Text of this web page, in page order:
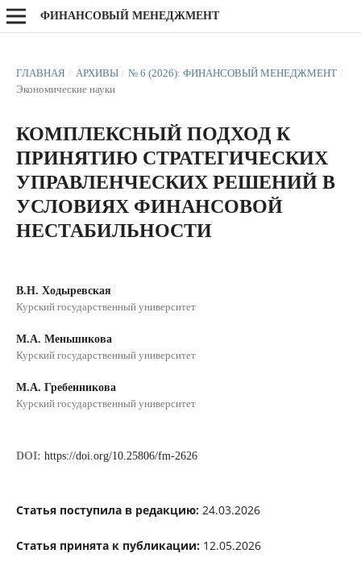
ФИНАНСОВЫЙ МЕНЕДЖМЕНТ
ГЛАВНАЯ / АРХИВЫ / № 6 (2026): ФИНАНСОВЫЙ МЕНЕДЖМЕНТ /
Экономические науки
КОМПЛЕКСНЫЙ ПОДХОД К
ПРИНЯТИЮ СТРАТЕГИЧЕСКИХ
УПРАВЛЕНЧЕСКИХ РЕШЕНИЙ В
УСЛОВИЯХ ФИНАНСОВОЙ
НЕСТАБИЛЬНОСТИ
В.Н. Ходыревская
Курский государственный университет
М.А. Меньшикова
Курский государственный университет
М.А. Гребенникова
Курский государственный университет
DOI: https://doi.org/10.25806/fm-2626
Статья поступила в редакцию:24.03.2026
Статья принята к публикации:12.05.2026